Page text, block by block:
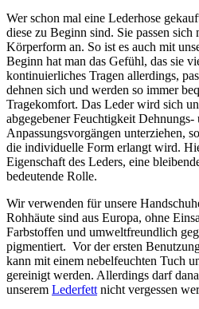
Wer schon mal eine Lederhose
diese zu Beginn sind. Sie passen
Körperform an. So ist es auch mit
Beginn hat man das Gefühl, das sie
kontinuierliches Tragen allerdings,
dehnen sich und werden so immer
Tragekomfort. Das Leder wird sich
abgegebener Feuchtigkeit Dehnungs-
Anpassungsvorgängen unterziehen,
die individuelle Form erlangt wird.
Eigenschaft des Leders, eine
bedeutende Rolle.
Wir verwenden für unsere
Rohhäute sind aus Europa, ohne
Farbstoffen und umweltfreundlich
pigmentiert. Vor der ersten
kann mit einem nebelfeuchten Tuch
gereinigt werden. Allerdings darf
unserem Lederfettnicht vergessen